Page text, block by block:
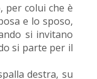
per colui che è
e lo sposo,
si invitano
si parte per il
destra, su